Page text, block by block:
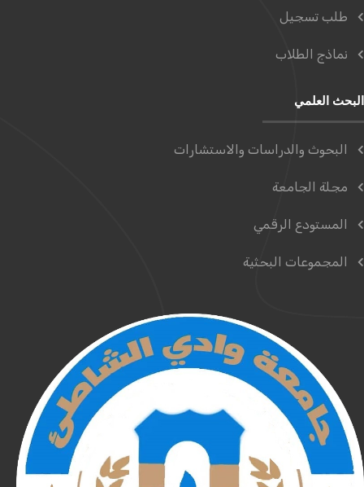
طلب تسجيل
نماذج الطلاب
البحث العلمي
البحوث والدراسات والاستشارات
مجلة الجامعة
المستودع الرقمي
المجموعات البحثية